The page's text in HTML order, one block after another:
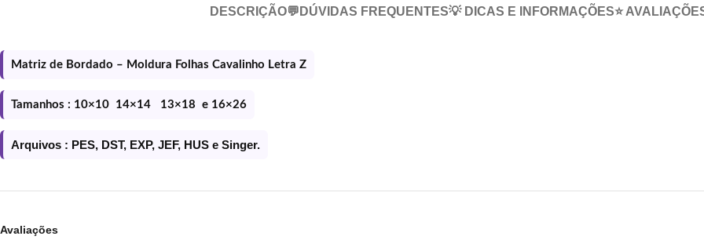
DESCRIÇÃO💬DÚVIDAS FREQUENTES💡 DICAS E INFORMAÇÕES⭐
Matriz de Bordado – Moldura Folhas Cavalinho Letra Z
Tamanhos : 10×10 14×14 13×18 e 16×26
Arquivos : PES, DST, EXP, JEF, HUS e Singer.
Avaliações